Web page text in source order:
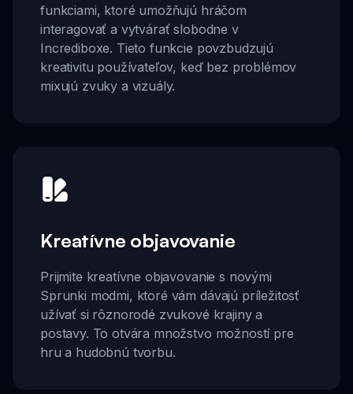
funkciami, ktoré umožňujú hráčom
interagovať a vytvárať slobodne v
Incrediboxe. Tieto funkcie povzbudzujú
kreativitu používateľov, keď bez problémov
mixujú zvuky a vizuály.
Kreatívne objavovanie
Prijmite kreatívne objavovanie s novými
Sprunki modmi, ktoré vám dávajú príležitosť
užívať si rôznorodé zvukové krajiny a
postavy. To otvára množstvo možností pre
hru a hudobnú tvorbu.